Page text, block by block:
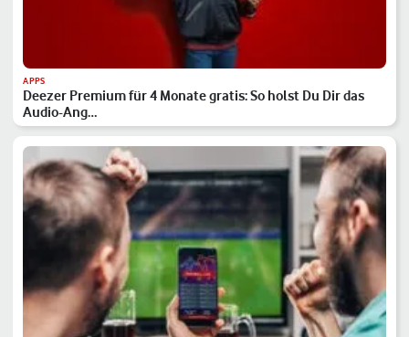
APPS
Deezer Premium für 4 Monate gratis: So holst Du Dir das
Audio-Ang…